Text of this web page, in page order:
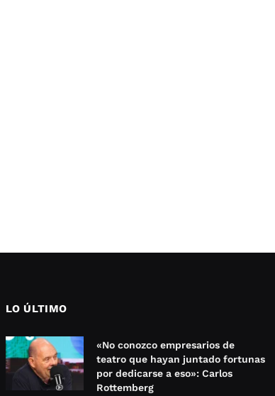
LO ÚLTIMO
«No conozco empresarios de
teatro que hayan juntado fortunas
por dedicarse a eso»: Carlos
Rottemberg